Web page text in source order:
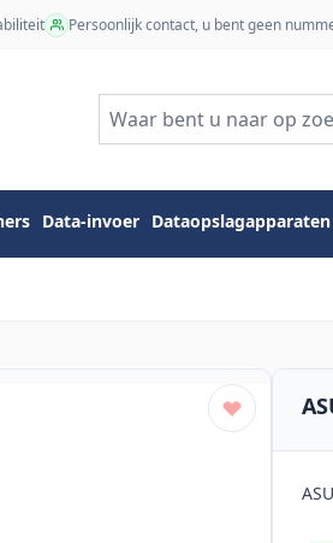
Persoonlijk contact, u bent geen
Data-invoer Dataopslagapparaten